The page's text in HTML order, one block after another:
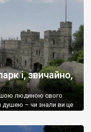
і, звичайно,
людиною свого
душею – чи знали ви це